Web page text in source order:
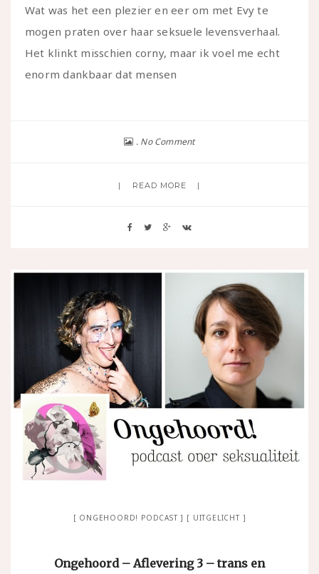
Wat was het een plezier en eer om met Evy te
mogen praten over haar seksuele levensverhaal.
Het klinkt misschien corny, maar ik voel me echt
enorm dankbaar dat mensen
No Comment
READ MORE
ONGEHOORD! PODCAST UITGELICHT
Ongehoord – Aflevering 3 – trans en